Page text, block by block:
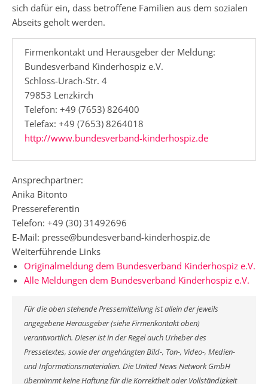
sich dafür ein, dass betroffene Familien aus dem sozialen
Abseits geholt werden.
Firmenkontakt und Herausgeber der Meldung:
Bundesverband Kinderhospiz e.V.
Schloss-Urach-Str. 4
79853 Lenzkirch
Telefon: +49 (7653) 826400
Telefax: +49 (7653) 8264018
http://www.bundesverband-kinderhospiz.de
Ansprechpartner:
Anika Bitonto
Pressereferentin
Telefon: +49 (30) 31492696
E-Mail: presse@bundesverband-kinderhospiz.de
Weiterführende Links
Originalmeldung dem Bundesverband Kinderhospiz e.V.
Alle Meldungen dem Bundesverband Kinderhospiz e.V.
Für die oben stehende Pressemitteilung ist allein der jeweils
angegebene Herausgeber (siehe Firmenkontakt oben)
verantwortlich. Dieser ist in der Regel auch Urheber des
Pressetextes, sowie der angehängten Bild-, Ton-, Video-, Medien-
und Informationsmaterialien. Die United News Network GmbH
übernimmt keine Haftung für die Korrektheit oder Vollständigkeit